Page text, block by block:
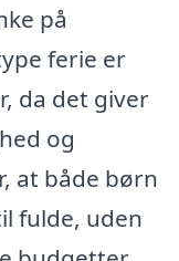
på
ferie er
da det giver
og
at både børn
fulde, uden